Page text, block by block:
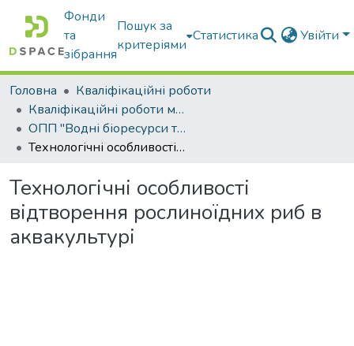
Фонди
та
зібрання
Пошук за
критеріями
Статистика Увійти
Головна
Кваліфікаційні роботи
Кваліфікаційні роботи магістрів
ОПП "Водні біоресурси та аквакультура"
Технологічні особливості відтворення рослиноїдних риб в аквакультурі
Технологічні особливості
відтворення рослиноїдних риб в
аквакультурі